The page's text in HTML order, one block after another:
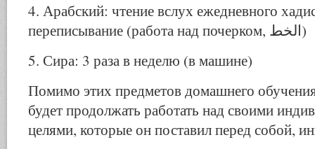
4. Арабский: чтение вслух ежедневного
переписывание (работа над почерком, الخط)
5. Сира: 3 раза в неделю (в машине)
Помимо этих предметов домашнего
будет продолжать работать над своими
целями, которые он поставил перед собой,